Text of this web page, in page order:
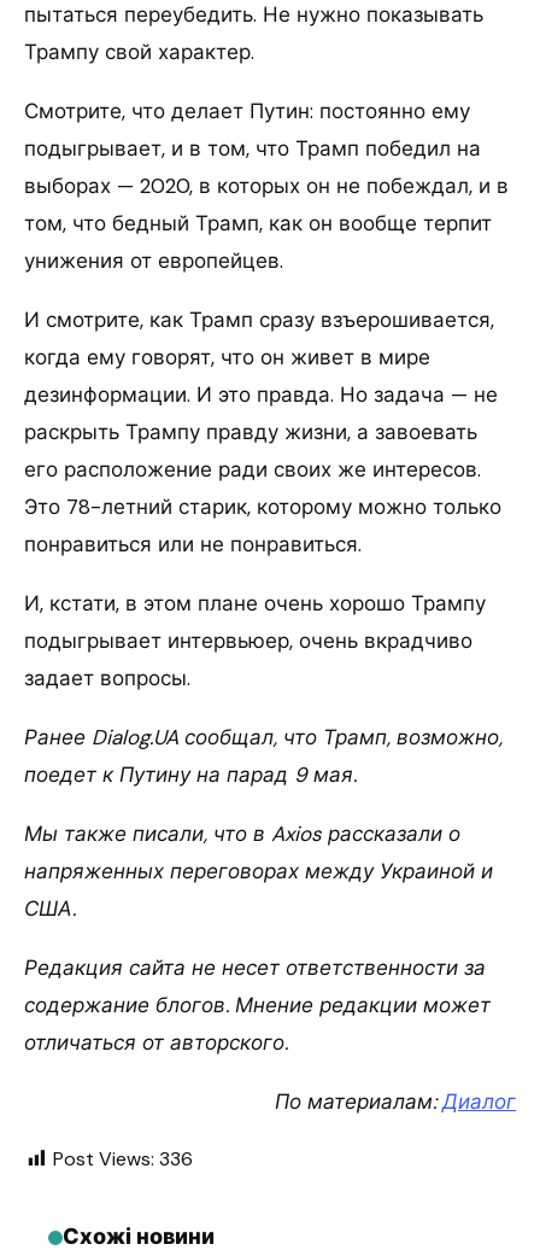
пытаться переубедить. Не нужно показывать
Трампу свой характер.
Смотрите, что делает Путин: постоянно ему
подыгрывает, и в том, что Трамп победил на
выборах — 2020, в которых он не побеждал, и в
том, что бедный Трамп, как он вообще терпит
унижения от европейцев.
И смотрите, как Трамп сразу взъерошивается,
когда ему говорят, что он живет в мире
дезинформации. И это правда. Но задача — не
раскрыть Трампу правду жизни, а завоевать
его расположение ради своих же интересов.
Это 78-летний старик, которому можно только
понравиться или не понравиться.
И, кстати, в этом плане очень хорошо Трампу
подыгрывает интервьюер, очень вкрадчиво
задает вопросы.
Ранее Dialog.UA сообщал, что Трамп, возможно,
поедет к Путину на парад 9 мая.
Мы также писали, что в Axios рассказали о
напряженных переговорах между Украиной и
США.
Редакция сайта не несет ответственности за
содержание блогов. Мнение редакции может
отличаться от авторского.
По материалам:Диалог
Post Views: 336
Схожі новини